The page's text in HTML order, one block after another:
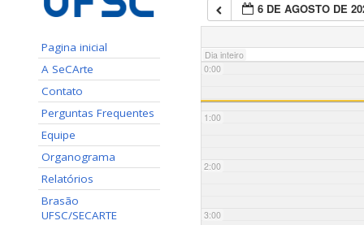
Pagina inicial
A SeCArte
Contato
Perguntas Frequentes
Equipe
Organograma
Relatórios
Brasão
UFSC/SECARTE
6 DE AGOSTO DE
Dia inteiro
0:00
1:00
2:00
3:00